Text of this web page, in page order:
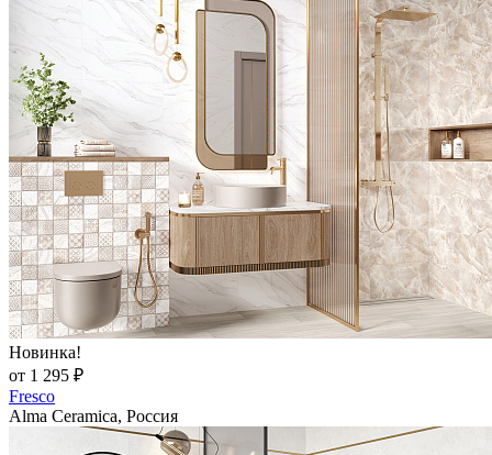
Новинка!
от 1 295 ₽
Fresco
Alma Ceramica, Россия